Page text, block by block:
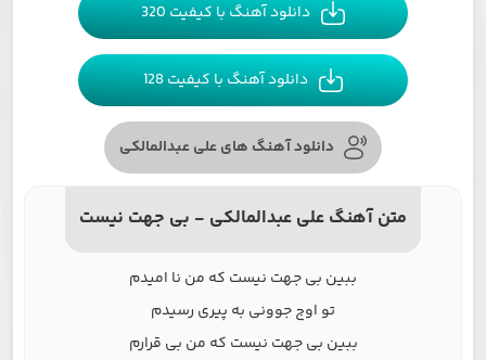
دانلود آهنگ با کیفیت 320
دانلود آهنگ با کیفیت 128
دانلود آهنگ های علی عبدالمالکی
متن آهنگ علی عبدالمالکی - بی جهت نیست
ببین بی جهت نیست که من نا امیدم
تو اوج جوونی به پیری رسیدم
ببین بی جهت نیست که من بی قرارم